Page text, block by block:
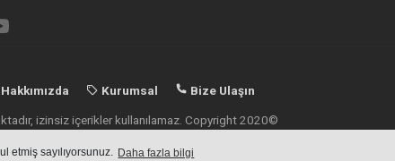
etmiş sayılıyorsunuz. Daha fazla bilgi
Kurumsal Bize Ulaşın
izinsiz içerikler kullanılamaz. Copyright 2020©